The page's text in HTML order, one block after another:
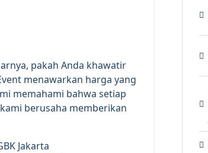
pakah Anda khawatir
menawarkan harga yang
memahami bahwa setiap
berusaha memberikan